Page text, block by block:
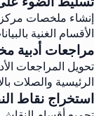
إنشاء ملخصات
الأقسام الغنية
مراجعات أدبية
تحويل المراجعات
الرئيسية والصلات
استخراج نقاط